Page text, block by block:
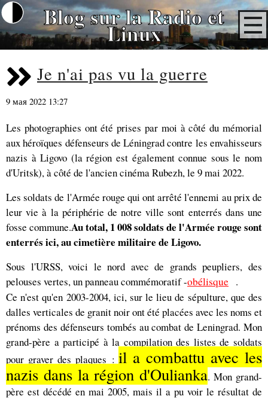
Blog sur la Radio et
Linux
Je n'ai pas vu la guerre
9 мая 2022 13:27
Les photographies ont été prises par moi à côté du mémorial
aux héroïques défenseurs de Léningrad contre les envahisseurs
nazis à Ligovo (la région est également connue sous le nom
d'Uritsk), à côté de l'ancien cinéma Rubezh, le 9 mai 2022.
Les soldats de l'Armée rouge qui ont arrêté l'ennemi au prix de
leur vie à la périphérie de notre ville sont enterrés dans une
fosse commune.Au total, 1 008 soldats de l'Armée rouge sont
enterrés ici, au cimetière militaire de Ligovo.
Sous l'URSS, voici le nord avec de grands peupliers, des
pelouses vertes, un panneau commémoratif -obélisque .
Ce n'est qu'en 2003-2004, ici, sur le lieu de sépulture, que des
dalles verticales de granit noir ont été placées avec les noms et
prénoms des défenseurs tombés au combat de Leningrad. Mon
grand-père a participé à la compilation des listes de soldats
pour graver des plaques :il a combattu avec les
nazis dans la région d'Oulianka. Mon grand-
père est décédé en mai 2005, mais il a pu voir le résultat de